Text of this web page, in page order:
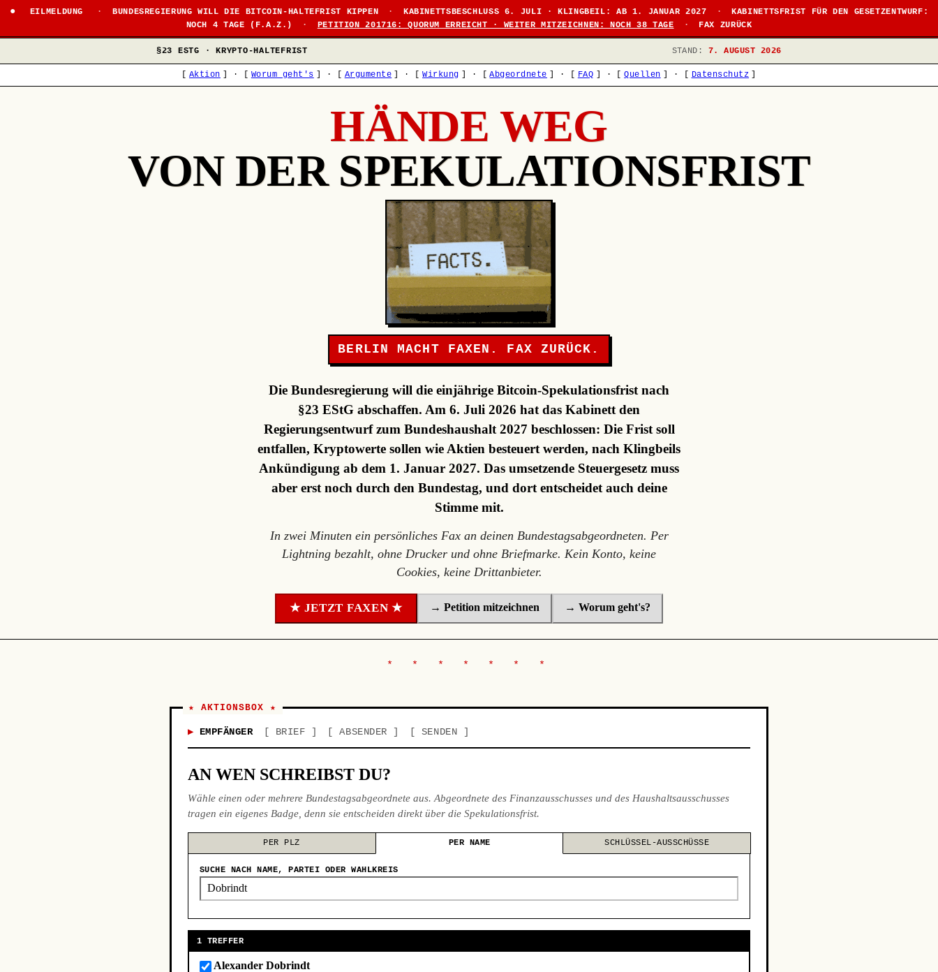
EILMELDUNG · BUNDESREGIERUNG WILL DIE BITCOIN-HALTEFRIST KIPPEN · KABINETTSBESCHLUSS 6. JULI · KLINGBEIL: AB 1. JANUAR 2027 ·
KABINETTSFRIST FÜR DEN GESETZENTWURF:
NOCH 4 TAGE (F.A.Z.)
· PETITION 201716: QUORUM ERREICHT · WEITER MITZEICHNEN: NOCH 38 TAGE · FAX ZURÜCK
§23 ESTG · KRYPTO-HALTEFRIST STAND: 7. AUGUST 2026
Aktion · Worum geht's · Argumente · Wirkung · Abgeordnete · FAQ · Quellen · Datenschutz
HÄNDE WEG
VON DER SPEKULATIONSFRIST
BERLIN MACHT FAXEN. FAX ZURÜCK.
Die Bundesregierung will die einjährige Bitcoin-Spekulationsfrist nach
§23 EStG abschaffen. Am 6. Juli 2026 hat das Kabinett den
Regierungsentwurf zum Bundeshaushalt 2027 beschlossen: Die Frist soll
entfallen, Kryptowerte sollen wie Aktien besteuert werden, nach Klingbeils
Ankündigung ab dem 1. Januar 2027. Das umsetzende Steuergesetz muss
aber erst noch durch den Bundestag, und dort entscheidet auch deine
Stimme mit.
In zwei Minuten ein persönliches Fax an deinen Bundestagsabgeordneten. Per
Lightning bezahlt, ohne Drucker und ohne Briefmarke. Kein Konto, keine
Cookies, keine Drittanbieter.
★ JETZT FAXEN ★ → Petition mitzeichnen → Worum geht's?
★ AKTIONSBOX ★
EMPFÄNGER BRIEF ABSENDER SENDEN
AN WEN SCHREIBST DU?
Wähle einen oder mehrere Bundestagsabgeordnete aus. Abgeordnete des Finanzausschusses und des Haushaltsausschusses
tragen ein eigenes Badge, denn sie entscheiden direkt über die Spekulationsfrist.
PER PLZ PER NAME SCHLÜSSEL-AUSSCHÜSSE
SUCHE NACH NAME, PARTEI ODER WAHLKREIS
1 TREFFER
Alexander Dobrindt